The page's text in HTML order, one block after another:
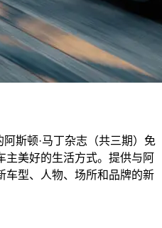
斯顿·马丁杂志（共三期）免
主美好的生活方式。提供与阿
车型、人物、场所和品牌的新